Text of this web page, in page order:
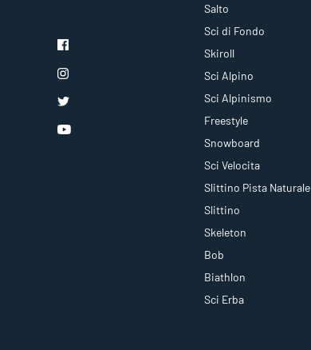
Salto
Sci di Fondo
Skiroll
Sci Alpino
Sci Alpinismo
Freestyle
Snowboard
Sci Velocita
Slittino Pista Naturale
Slittino
Skeleton
Bob
Biathlon
Sci Erba